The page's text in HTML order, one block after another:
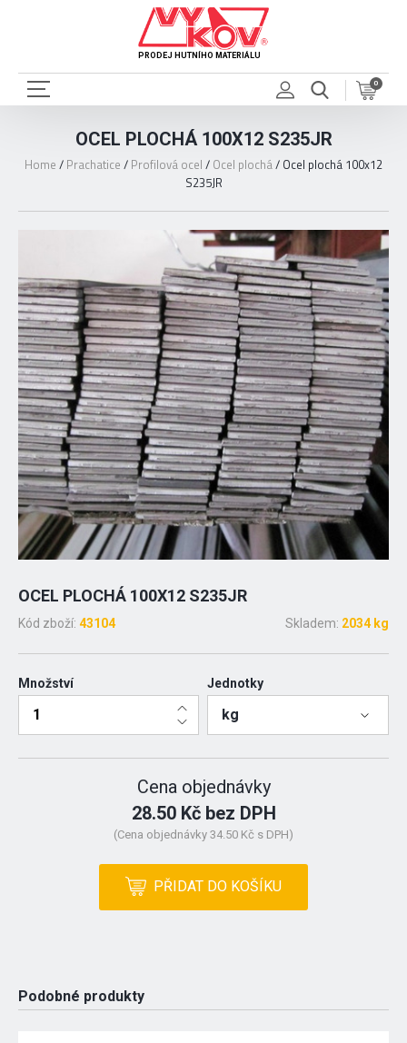
PRODEJ HUTNÍHO MATERIÁLU
0
OCEL PLOCHÁ 100X12 S235JR
Home / Prachatice / Profilová ocel / Ocel plochá/ Ocel plochá 100x12
S235JR
OCEL PLOCHÁ 100X12 S235JR
Kód zboží: 43104 Skladem: 2034 kg
Množství Jednotky
kg
Cena objednávky
28.50 Kč bez DPH
(Cena objednávky 34.50 Kč s DPH)
PŘIDAT DO KOŠÍKU
Podobné produkty